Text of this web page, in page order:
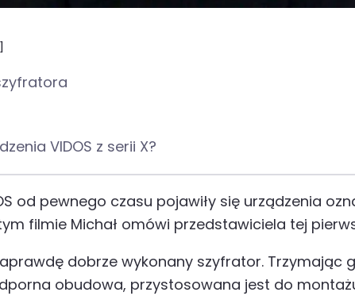
VIDOS z serii X?
od pewnego czasu pojawiły się urządzenia
filmie Michał omówi przedstawiciela tej
dobrze wykonany szyfrator. Trzymając
obudowa, przystosowana jest do